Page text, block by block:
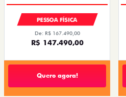
PESSOA FÍSICA
De: R$ 167.490,00
R$ 147.490,00
Quero agora!